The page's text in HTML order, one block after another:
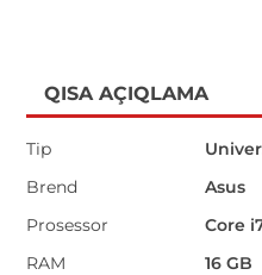
QISA AÇIQLAMA
Tip
Brend
Asus
Prosessor
Core
RAM
16 GB